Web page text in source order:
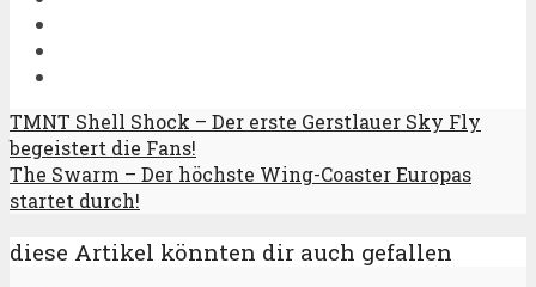
TMNT Shell Shock – Der erste Gerstlauer Sky Fly
begeistert die Fans!
The Swarm – Der höchste Wing-Coaster Europas
startet durch!
diese Artikel könnten dir auch gefallen